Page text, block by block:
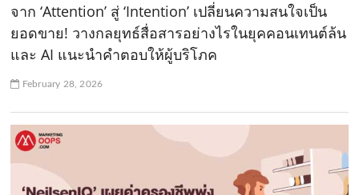
จาก ‘Attention’ สู่ ‘Intention’ เปลี่ยนความสนใจเป็น
ยอดขาย! วางกลยุทธ์สื่อสารอย่างไรในยุคคอนเทนต์ล้น
และ AI แนะนำคำตอบให้ผู้บริโภค
February 28, 2026